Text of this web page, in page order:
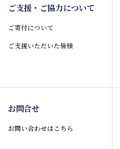
ご支援・ご協力について
ご寄付について
ご支援いただいた皆様
お問合せ
お問い合わせはこちら